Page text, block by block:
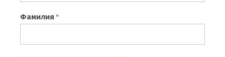
Фамилия *